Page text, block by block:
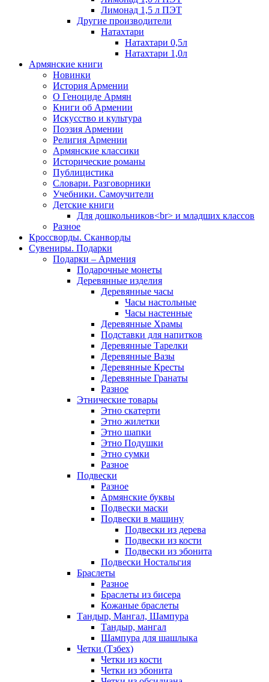
Лимонад 1,5 л ПЭТ
Другие производители
Натахтари
Натахтари 0,5л
Натахтари 1,0л
Армянские книги
Новинки
История Армении
О Геноциде Армян
Книги об Армении
Иcкусство и культура
Поэзия Армении
Религия Армении
Армянские классики
Исторические романы
Публицистика
Словари. Разговорники
Учебники. Самоучители
Детские книги
Для дошкольников<br> и младших классов
Разное
Кроссворды. Сканворды
Сувениры. Подарки
Подарки – Армения
Подарочные монеты
Деревянные изделия
Деревянные часы
Часы настольные
Часы настенные
Деревянные Храмы
Подставки для напитков
Деревянные Тарелки
Деревянные Вазы
Деревянные Кресты
Деревянные Гранаты
Разное
Этнические товары
Этно скатерти
Этно жилетки
Этно шапки
Этно Подушки
Этно сумки
Разное
Подвески
Разное
Армянские буквы
Подвески маски
Подвески в машину
Подвески из дерева
Подвески из кости
Подвески из эбонита
Подвески Ностальгия
Браслеты
Разное
Браслеты из бисера
Кожаные браслеты
Тандыр, Мангал, Шампура
Тандыр, мангал
Шампура для шашлыка
Четки (Тзбех)
Четки из кости
Четки из эбонита